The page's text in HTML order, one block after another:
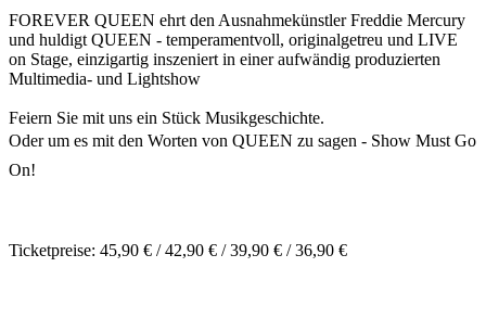
FOREVER QUEEN ehrt den Ausnahmekünstler Freddie Mercury
und huldigt QUEEN - temperamentvoll, originalgetreu und LIVE
on Stage, einzigartig inszeniert in einer aufwändig produzierten
Multimedia- und Lightshow
Feiern Sie mit uns ein Stück Musikgeschichte.
Oder um es mit den Worten von QUEEN zu sagen - Show Must Go
On!
Ticketpreise: 45,90 € / 42,90 € / 39,90 € / 36,90 €